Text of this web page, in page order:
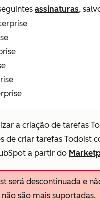
assinaturas,
a criação de tarefas
de criar tarefas Todoist
a partir do
será descontinuada e
são mais suportadas.